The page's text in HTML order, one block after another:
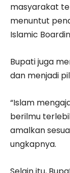
masyarakat
menuntut
Islamic
Bupati juga
dan menjadi
“Islam
berilmu
amalkan
ungkapnya.